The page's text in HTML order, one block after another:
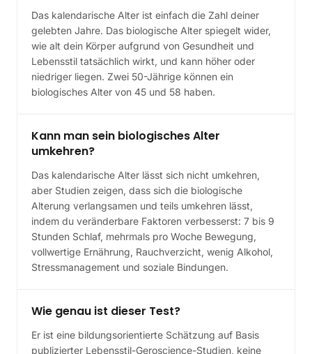
Das kalendarische Alter ist einfach die Zahl deiner
gelebten Jahre. Das biologische Alter spiegelt wider,
wie alt dein Körper aufgrund von Gesundheit und
Lebensstil tatsächlich wirkt, und kann höher oder
niedriger liegen. Zwei 50-Jährige können ein
biologisches Alter von 45 und 58 haben.
Kann man sein biologisches Alter
umkehren?
Das kalendarische Alter lässt sich nicht umkehren,
aber Studien zeigen, dass sich die biologische
Alterung verlangsamen und teils umkehren lässt,
indem du veränderbare Faktoren verbesserst: 7 bis 9
Stunden Schlaf, mehrmals pro Woche Bewegung,
vollwertige Ernährung, Rauchverzicht, wenig Alkohol,
Stressmanagement und soziale Bindungen.
Wie genau ist dieser Test?
Er ist eine bildungsorientierte Schätzung auf Basis
publizierter Lebensstil-Geroscience-Studien, keine